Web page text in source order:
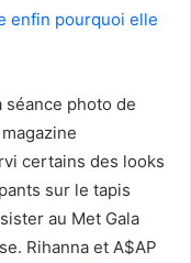
enfin pourquoi elle
photo de
certains des looks
sur le tapis
au Met Gala
Rihanna et A$AP